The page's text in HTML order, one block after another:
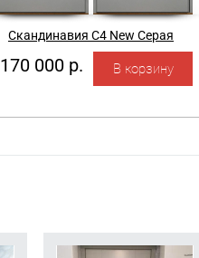
Скандинавия С4 New Серая
170 000 р.